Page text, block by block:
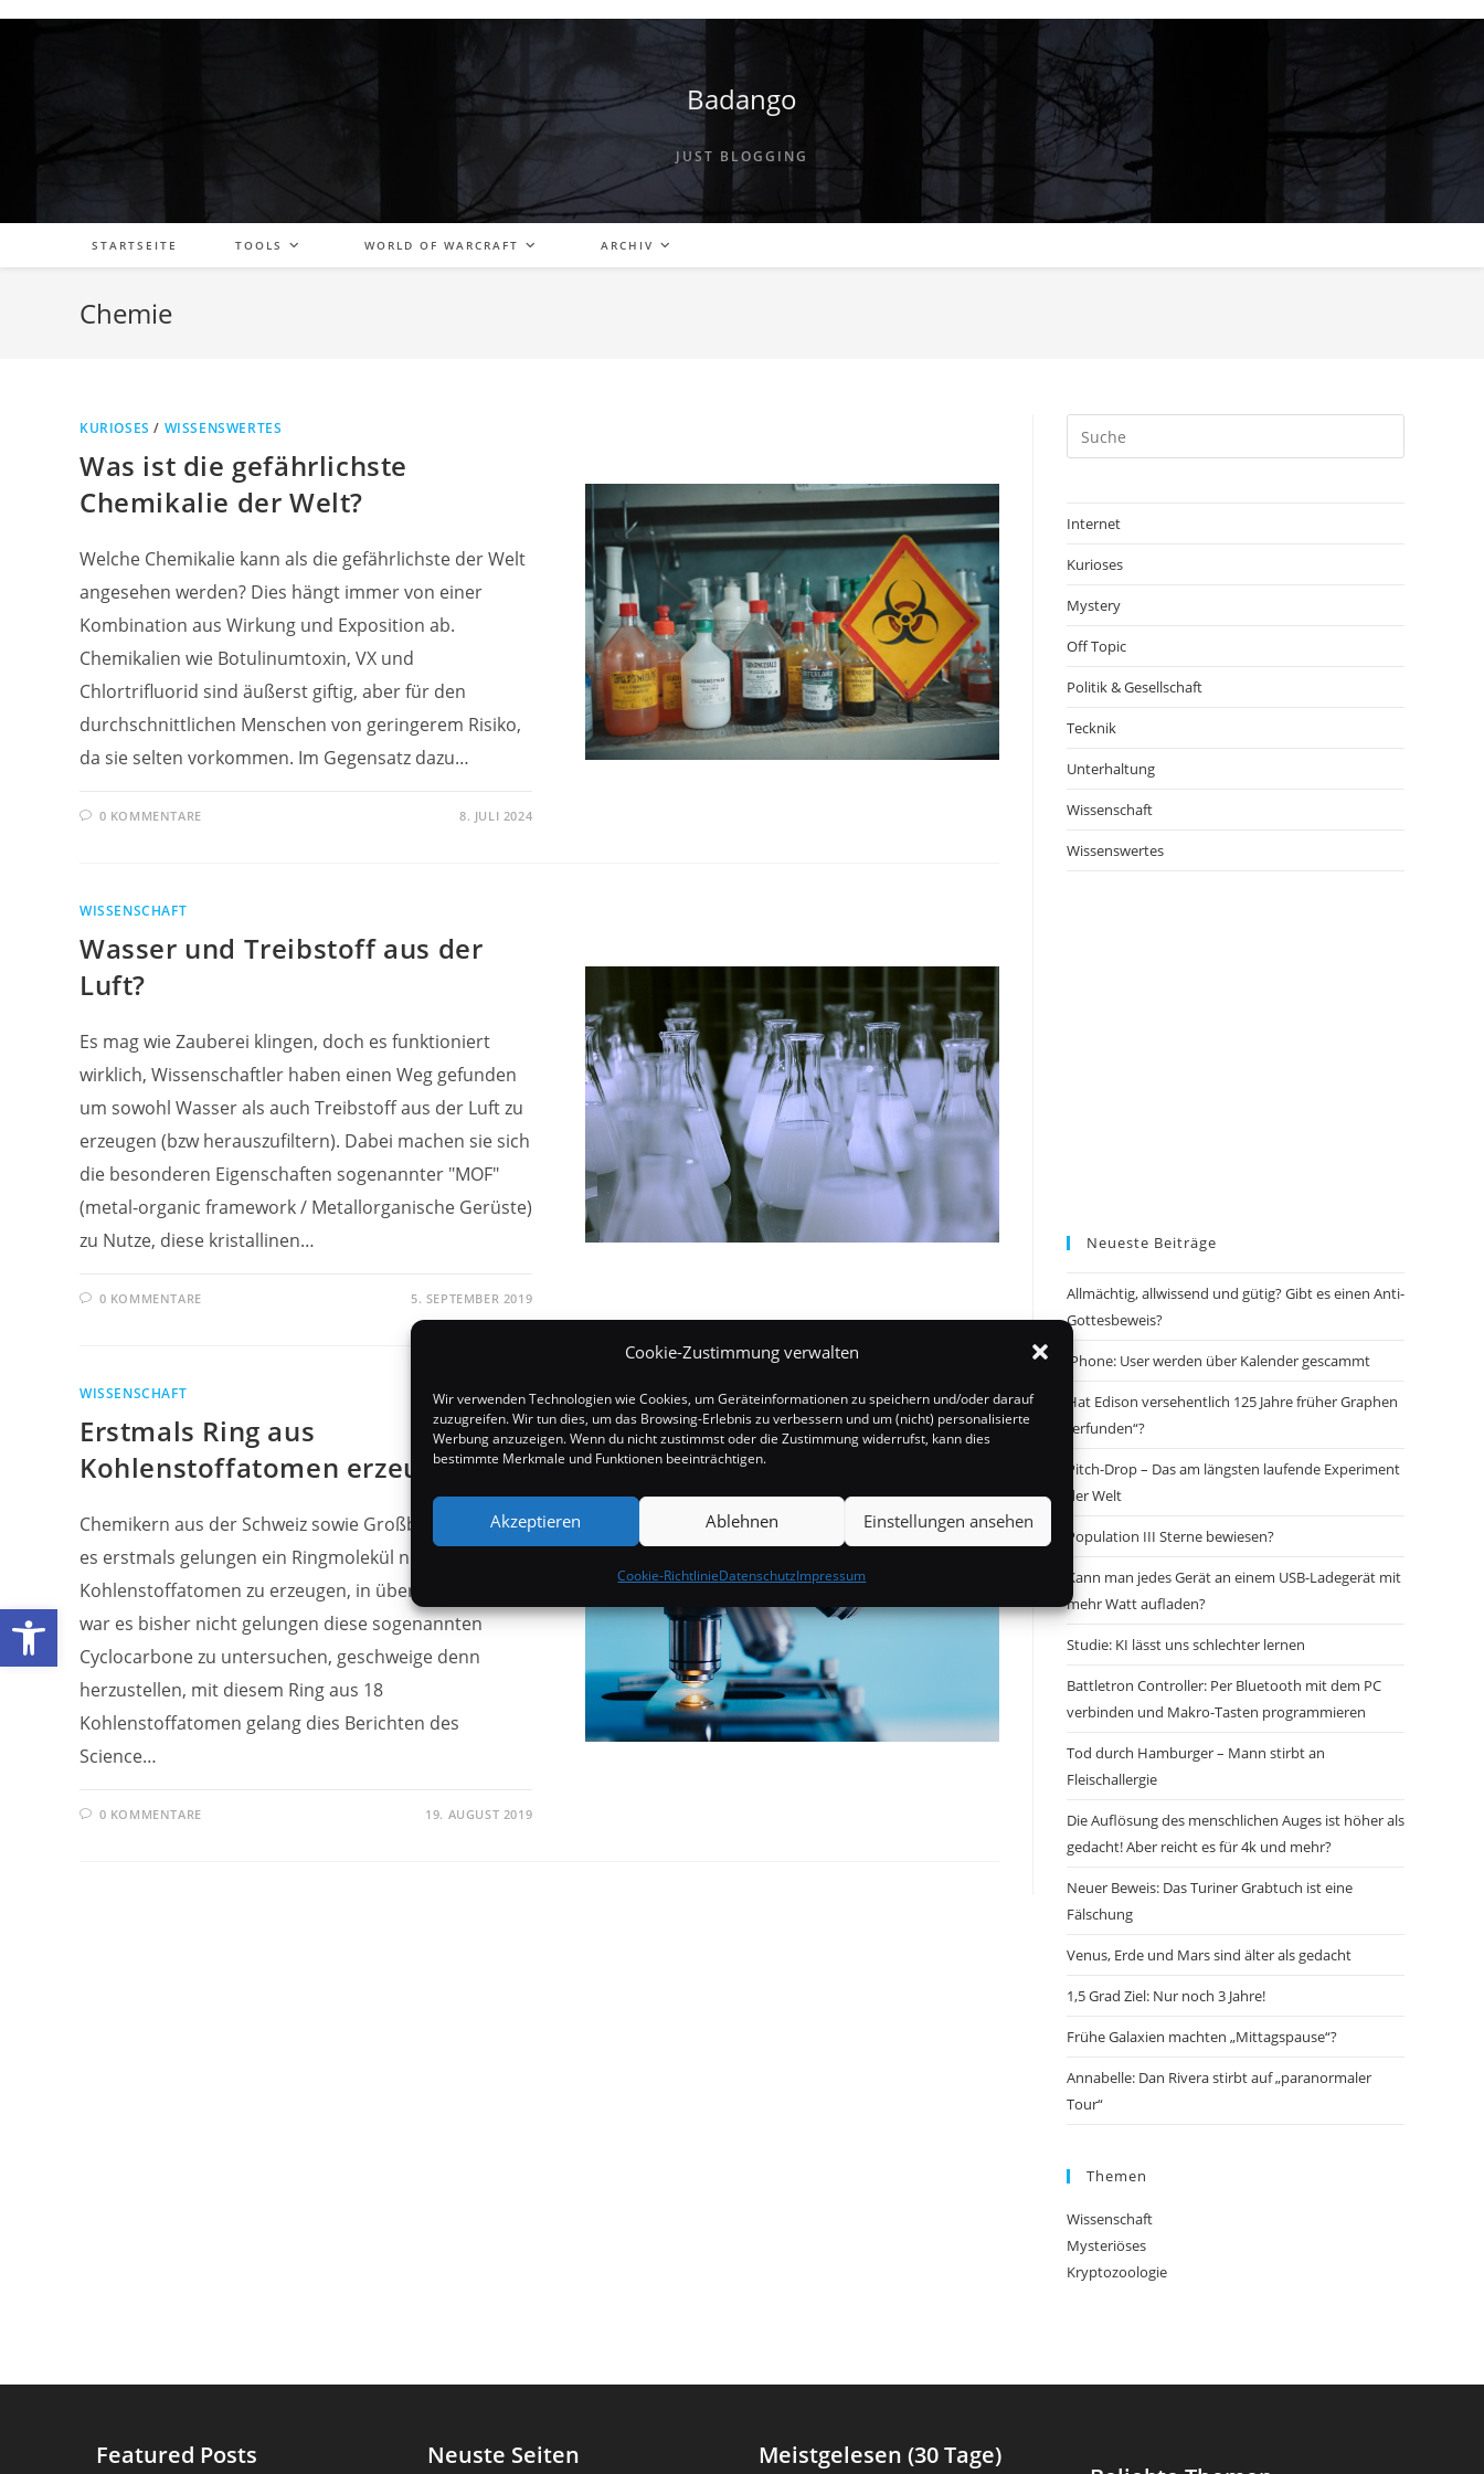
Werkzeugleiste öffnen
Cookie-Zustimmung verwalten
Wir verwenden Technologien wie Cookies, um Geräteinformationen zu speichern und/oder darauf
zuzugreifen. Wir tun dies, um das Browsing-Erlebnis zu verbessern und um (nicht) personalisierte
Werbung anzuzeigen. Wenn du nicht zustimmst oder die Zustimmung widerrufst, kann dies
bestimmte Merkmale und Funktionen beeinträchtigen.
Akzeptieren Ablehnen Einstellungen ansehen
Cookie-RichtlinieDatenschutzImpressum
Badango
JUST BLOGGING
STARTSEITE TOOLS WORLD OF WARCRAFT ARCHIV
Chemie
KURIOSES / WISSENSWERTES
Was ist die gefährlichste
Chemikalie der Welt?
Welche Chemikalie kann als die gefährlichste der Welt
angesehen werden? Dies hängt immer von einer
Kombination aus Wirkung und Exposition ab.
Chemikalien wie Botulinumtoxin, VX und
Chlortrifluorid sind äußerst giftig, aber für den
durchschnittlichen Menschen von geringerem Risiko,
da sie selten vorkommen. Im Gegensatz dazu…
0 KOMMENTARE 8. JULI 2024
WISSENSCHAFT
Wasser und Treibstoff aus der
Luft?
Es mag wie Zauberei klingen, doch es funktioniert
wirklich, Wissenschaftler haben einen Weg gefunden
um sowohl Wasser als auch Treibstoff aus der Luft zu
erzeugen (bzw herauszufiltern). Dabei machen sie sich
die besonderen Eigenschaften sogenannter "MOF"
(metal-organic framework / Metallorganische Gerüste)
zu Nutze, diese kristallinen…
0 KOMMENTARE 5. SEPTEMBER 2019
WISSENSCHAFT
Erstmals Ring aus
Kohlenstoffatomen erzeugt
Chemikern aus der Schweiz sowie Großbritannien ist
es erstmals gelungen ein Ringmolekül nur aus
Kohlenstoffatomen zu erzeugen, in über 50 Jahren
war es bisher nicht gelungen diese sogenannten
Cyclocarbone zu untersuchen, geschweige denn
herzustellen, mit diesem Ring aus 18
Kohlenstoffatomen gelang dies Berichten des
Science…
0 KOMMENTARE 19. AUGUST 2019
Internet
Kurioses
Mystery
Off Topic
Politik & Gesellschaft
Tecknik
Unterhaltung
Wissenschaft
Wissenswertes
Neueste Beiträge
Allmächtig, allwissend und gütig? Gibt es einen Anti-
Gottesbeweis?
iPhone: User werden über Kalender gescammt
Hat Edison versehentlich 125 Jahre früher Graphen
„erfunden“?
Pitch-Drop – Das am längsten laufende Experiment
der Welt
Population III Sterne bewiesen?
Kann man jedes Gerät an einem USB-Ladegerät mit
mehr Watt aufladen?
Studie: KI lässt uns schlechter lernen
Battletron Controller: Per Bluetooth mit dem PC
verbinden und Makro-Tasten programmieren
Tod durch Hamburger – Mann stirbt an
Fleischallergie
Die Auflösung des menschlichen Auges ist höher als
gedacht! Aber reicht es für 4k und mehr?
Neuer Beweis: Das Turiner Grabtuch ist eine
Fälschung
Venus, Erde und Mars sind älter als gedacht
1,5 Grad Ziel: Nur noch 3 Jahre!
Frühe Galaxien machten „Mittagspause“?
Annabelle: Dan Rivera stirbt auf „paranormaler
Tour“
Themen
Wissenschaft
Mysteriöses
Kryptozoologie
Featured Posts Neuste Seiten Meistgelesen (30 Tage)